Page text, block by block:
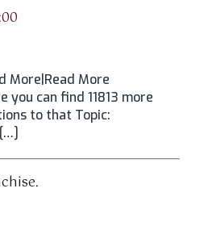
More|Read More
you can find 11813 more
to that Topic: